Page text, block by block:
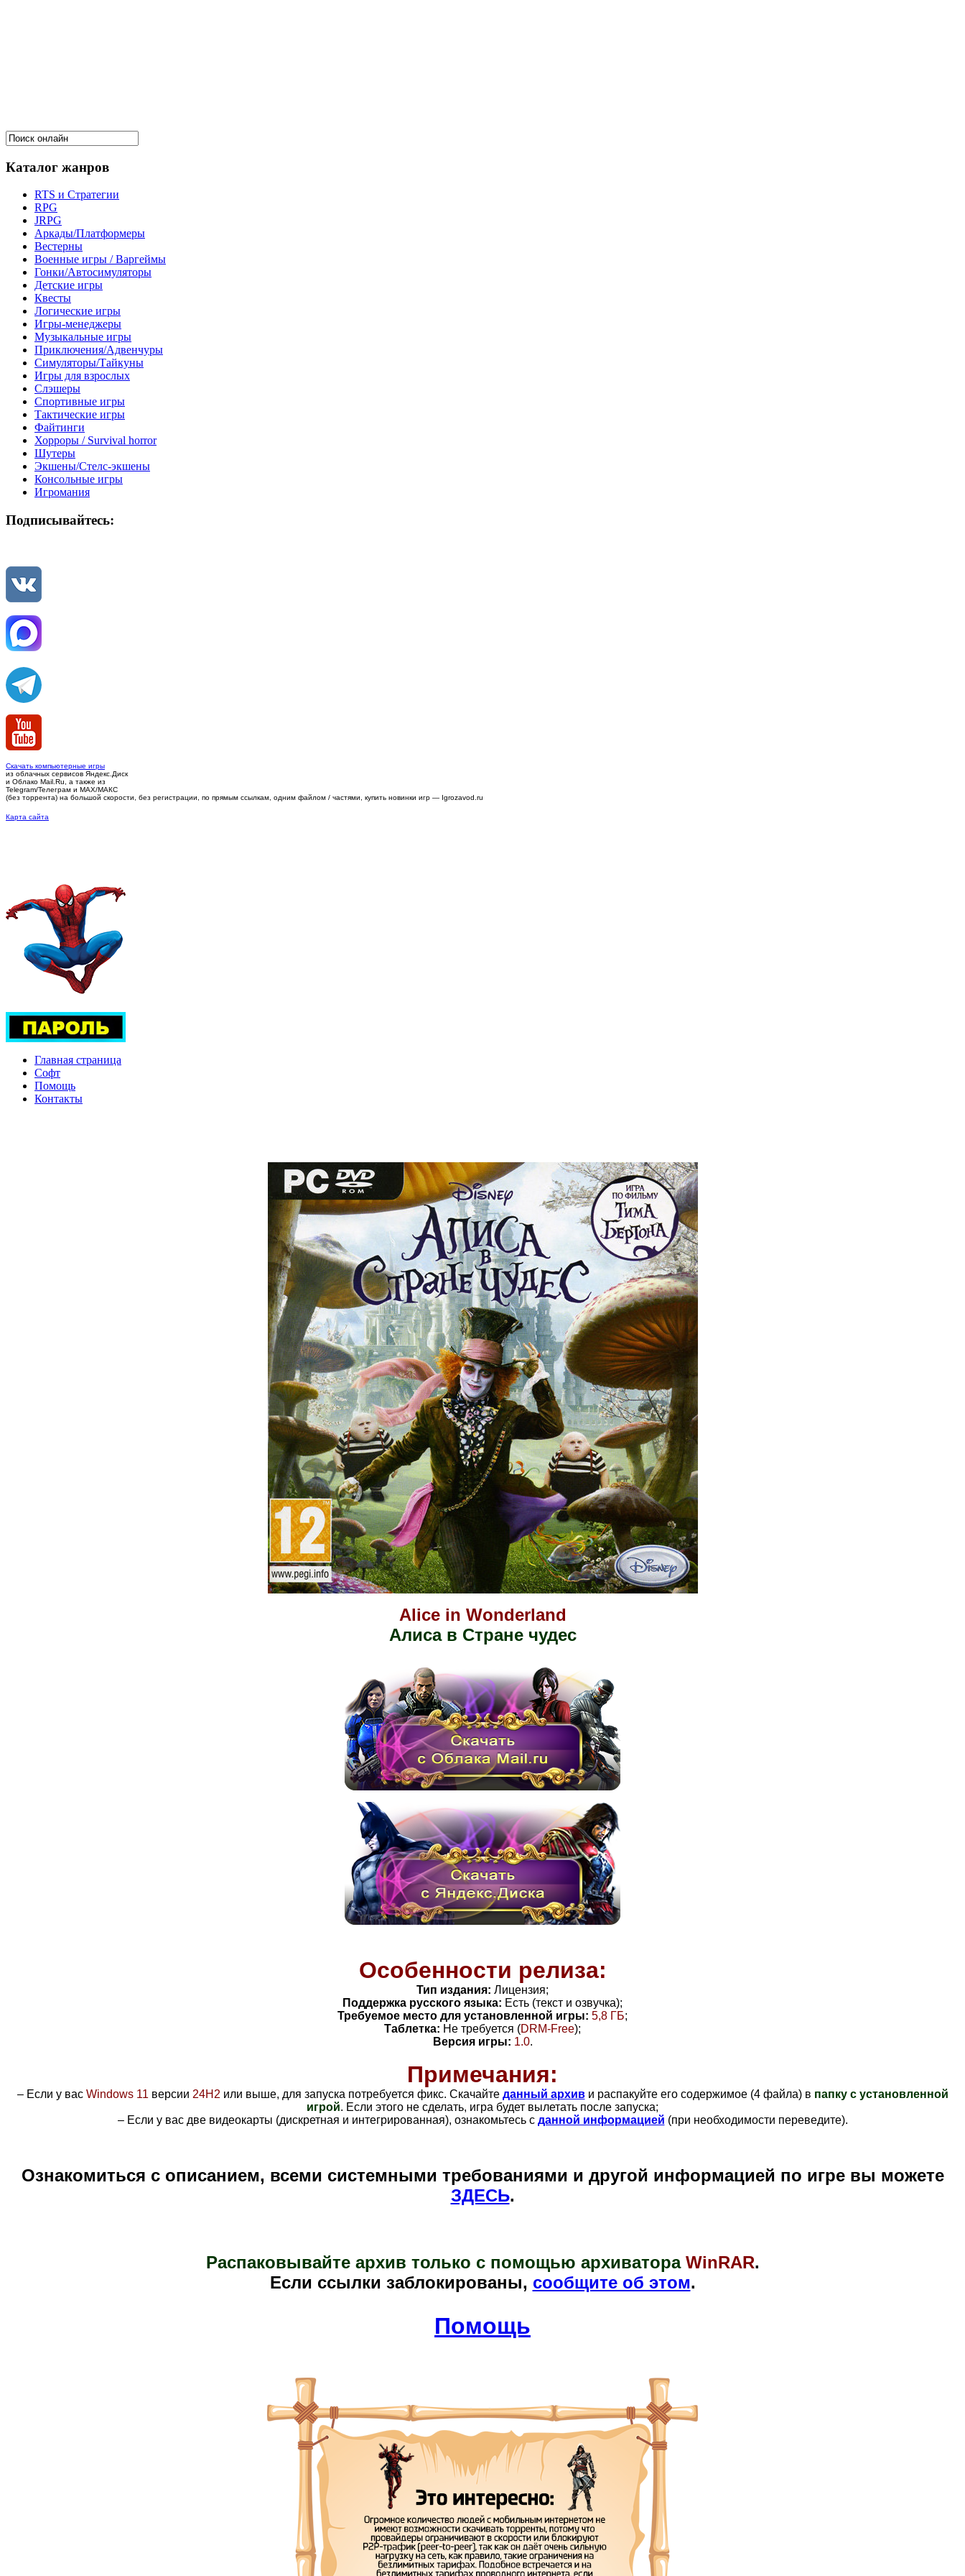
Каталог жанров
RTS и Стратегии
RPG
JRPG
Аркады/Платформеры
Вестерны
Военные игры / Варгеймы
Гонки/Автосимуляторы
Детские игры
Квесты
Логические игры
Игры-менеджеры
Музыкальные игры
Приключения/Адвенчуры
Симуляторы/Тайкуны
Игры для взрослых
Слэшеры
Спортивные игры
Тактические игры
Файтинги
Хорроры / Survival horror
Шутеры
Экшены/Стелс-экшены
Консольные игры
Игромания
Подписывайтесь:
Скачать компьютерные игры
из облачных сервисов Яндекс.Диск
и Облако Mail.Ru, а также из
Telegram/Телеграм и MAX/МАКС
(без торрента) на большой скорости, без регистрации, по прямым ссылкам, одним файлом / частями, купить новинки игр — Igrozavod.ru
Карта сайта
Главная страница
Софт
Помощь
Контакты
Alice in Wonderland
Алиса в Стране чудес
Особенности релиза:
Тип издания: Лицензия;
Поддержка русского языка: Есть (текст и озвучка);
Требуемое место для установленной игры: 5,8 ГБ;
Таблетка: Не требуется (DRM-Free);
Версия игры: 1.0.
Примечания:
– Если у вас Windows 11 версии 24H2 или выше, для запуска потребуется фикс. Скачайте данный архиви распакуйте его содержимое (4 файла) в папку с установленной
игрой. Если этого не сделать, игра будет вылетать после запуска;
– Если у вас две видеокарты (дискретная и интегрированная), ознакомьтесь с данной информацией (при необходимости переведите).
Ознакомиться с описанием, всеми системными требованиями и другой информацией по игре вы можете
ЗДЕСЬ.
Распаковывайте архив только с помощью архиватора WinRAR.
Если ссылки заблокированы, сообщите об этом.
Помощь